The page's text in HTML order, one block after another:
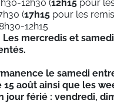
12h30 (12h15 pour
(17h15 pour les
12h15
mercredis et
le samedi
août ainsi que les
jour férié : vendredi,